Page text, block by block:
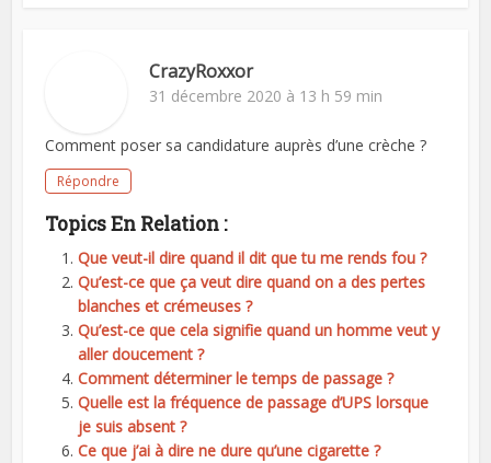
CrazyRoxxor
31 décembre 2020 à 13 h 59 min
Comment poser sa candidature auprès d’une crèche ?
Répondre
Topics En Relation :
Que veut-il dire quand il dit que tu me rends fou ?
Qu’est-ce que ça veut dire quand on a des pertes
blanches et crémeuses ?
Qu’est-ce que cela signifie quand un homme veut y
aller doucement ?
Comment déterminer le temps de passage ?
Quelle est la fréquence de passage d’UPS lorsque
je suis absent ?
Ce que j’ai à dire ne dure qu’une cigarette ?